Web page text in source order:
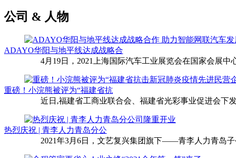
公司 & 人物
ADAYO华阳与地平线达成战略合
4月19日，2021上海国际汽车工业展览会在国家会展中
重磅！小浣熊被评为“福建省抗
近日,福建省工商业联合会、福建省光彩事业促进会下
热烈庆祝 | 青李人力青岛分公
2021年3月6日，文艺复兴集团旗下——青李人力青岛子